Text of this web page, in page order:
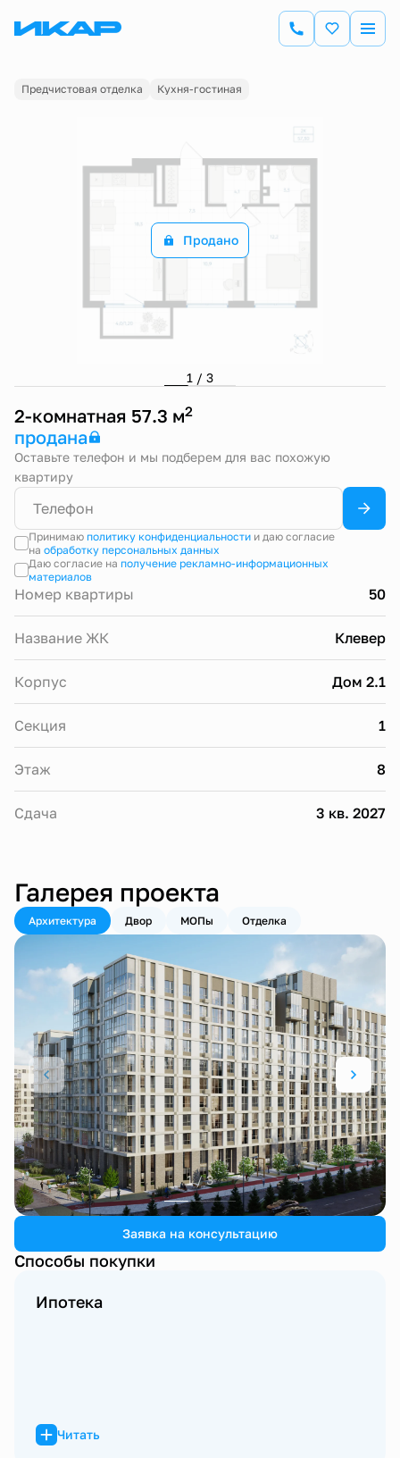
2-комнатная57.3 м Цена по запросу
Предчистовая отделка Кухня-гостиная
Продано
1 / 3
2-комнатная 57.3 м2
продана
Оставьте телефон и мы подберем для вас похожую
квартиру
Принимаю политику конфиденциальностии даю согласие
на обработку персональных данных
Даю согласие на получение рекламно-информационных
материалов
Номер квартиры 50
Название ЖК Клевер
Корпус Дом 2.1
Секция 1
Этаж 8
Сдача 3 кв. 2027
Галерея проекта
Архитектура Двор МОПы Отделка
1 / 3
Заявка на консультацию
Способы покупки
Ипотека
Читать